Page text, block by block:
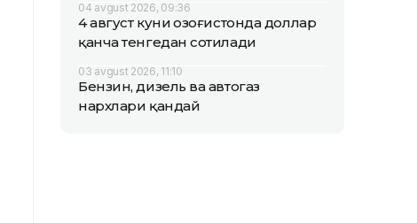
04 avgust 2026, 09:36
4 август куни Қозоғистонда доллар
қанча тенгедан сотилади
03 avgust 2026, 11:10
Бензин, дизель ва автогаз
нархлари қандай